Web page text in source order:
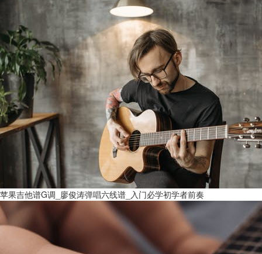
苹果吉他谱G调_廖俊涛弹唱六线谱_入门必学初学者前奏